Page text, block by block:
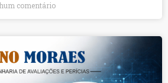
comentário